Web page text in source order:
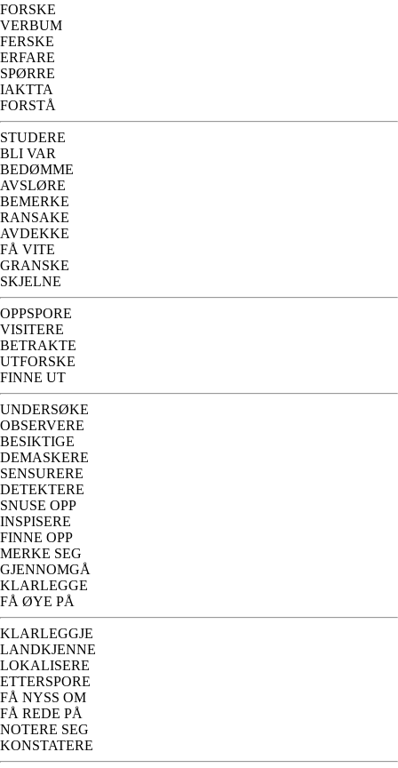
FORSKE
VERBUM
FERSKE
ERFARE
SPØRRE
IAKTTA
FORSTÅ
STUDERE
BLI VAR
BEDØMME
AVSLØRE
BEMERKE
RANSAKE
AVDEKKE
FÅ VITE
GRANSKE
SKJELNE
OPPSPORE
VISITERE
BETRAKTE
UTFORSKE
FINNE UT
UNDERSØKE
OBSERVERE
BESIKTIGE
DEMASKERE
SENSURERE
DETEKTERE
SNUSE OPP
INSPISERE
FINNE OPP
MERKE SEG
GJENNOMGÅ
KLARLEGGE
FÅ ØYE PÅ
KLARLEGGJE
LANDKJENNE
LOKALISERE
ETTERSPORE
FÅ NYSS OM
FÅ REDE PÅ
NOTERE SEG
KONSTATERE